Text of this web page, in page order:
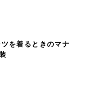
を着るときのマナ